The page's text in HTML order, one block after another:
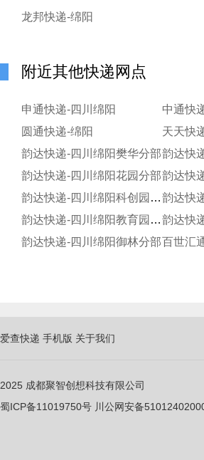
龙邦快递-绵阳
附近其他快递网点
申通快递-四川绵阳 中通快
圆通快递-绵阳
天天快
韵达快递-四川绵阳樊华分部韵达快
韵达快递-四川绵阳花园分部韵达快
韵达快递-四川绵阳科创园分部韵达快
韵达快递-四川绵阳教育园分部
韵达快递-四川绵阳御林分部百世汇
爱查快递 手机版 关于我们
2025 成都聚智创想科技有限公司
蜀ICP备11019750号 川公网安备